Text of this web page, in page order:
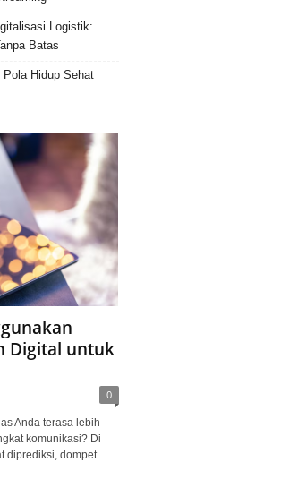
Logistik:
Batas
Hidup Sehat
Digital untuk
0
Anda terasa lebih
komunikasi? Di
diprediksi, dompet